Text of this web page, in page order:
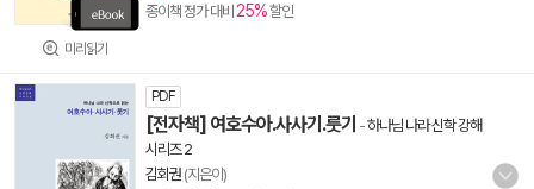
미리읽기
종이책 정가 대비 25%할인
PDF
[전자책] 여호수아.사사기.룻기 -하나님 나라 신학 강해
시리즈 2
김회권 (지은이)